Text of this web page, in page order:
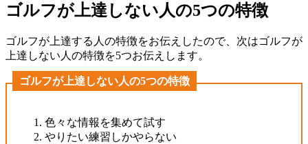
ゴルフが上達しない人の5つの特徴
ゴルフが上達する人の特徴をお伝えしたので、次はゴルフが
上達しない人の特徴を5つお伝えします。
ゴルフが上達しない人の5つの特徴
色々な情報を集めて試す
やりたい練習しかやらない